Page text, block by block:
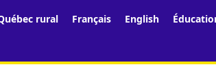
rural Français English